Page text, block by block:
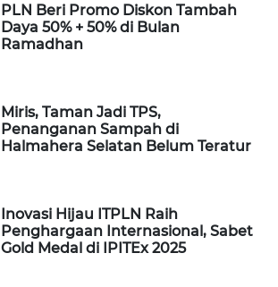
PLN Beri Promo Diskon Tambah
Daya 50% + 50% di Bulan
Ramadhan
Miris, Taman Jadi TPS,
Penanganan Sampah di
Halmahera Selatan Belum Teratur
Inovasi Hijau ITPLN Raih
Penghargaan Internasional, Sabet
Gold Medal di IPITEx 2025